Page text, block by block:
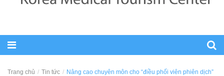
Trang chủ Tin tức Nâng cao chuyên môn cho “điều phối viên phiên dịch”